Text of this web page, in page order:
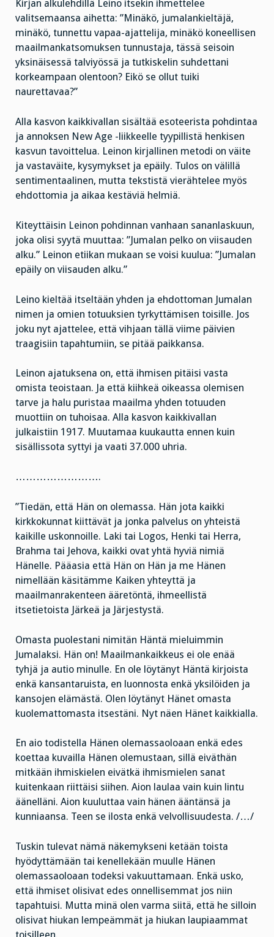
Kirjan alkulehdillä Leino itsekin ihmettelee
valitsemaansa aihetta: ”Minäkö, jumalankieltäjä,
minäkö, tunnettu vapaa-ajattelija, minäkö koneellisen
maailmankatsomuksen tunnustaja, tässä seisoin
yksinäisessä talviyössä ja tutkiskelin suhdettani
korkeampaan olentoon? Eikö se ollut tuiki
naurettavaa?”
Alla kasvon kaikkivallan sisältää esoteerista pohdintaa
ja annoksen New Age -liikkeelle tyypillistä henkisen
kasvun tavoittelua. Leinon kirjallinen metodi on väite
ja vastaväite, kysymykset ja epäily. Tulos on välillä
sentimentaalinen, mutta tekstistä vierähtelee myös
ehdottomia ja aikaa kestäviä helmiä.
Kiteyttäisin Leinon pohdinnan vanhaan sananlaskuun,
joka olisi syytä muuttaa: ”Jumalan pelko on viisauden
alku.” Leinon etiikan mukaan se voisi kuulua: ”Jumalan
epäily on viisauden alku.”
Leino kieltää itseltään yhden ja ehdottoman Jumalan
nimen ja omien totuuksien tyrkyttämisen toisille. Jos
joku nyt ajattelee, että vihjaan tällä viime päivien
traagisiin tapahtumiin, se pitää paikkansa.
Leinon ajatuksena on, että ihmisen pitäisi vasta
omista teoistaan. Ja että kiihkeä oikeassa olemisen
tarve ja halu puristaa maailma yhden totuuden
muottiin on tuhoisaa. Alla kasvon kaikkivallan
julkaistiin 1917. Muutamaa kuukautta ennen kuin
sisällissota syttyi ja vaati 37.000 uhria.
…………………….
”Tiedän, että Hän on olemassa. Hän jota kaikki
kirkkokunnat kiittävät ja jonka palvelus on yhteistä
kaikille uskonnoille. Laki tai Logos, Henki tai Herra,
Brahma tai Jehova, kaikki ovat yhtä hyviä nimiä
Hänelle. Pääasia että Hän on Hän ja me Hänen
nimellään käsitämme Kaiken yhteyttä ja
maailmanrakenteen ääretöntä, ihmeellistä
itsetietoista Järkeä ja Järjestystä.
Omasta puolestani nimitän Häntä mieluimmin
Jumalaksi. Hän on! Maailmankaikkeus ei ole enää
tyhjä ja autio minulle. En ole löytänyt Häntä kirjoista
enkä kansantaruista, en luonnosta enkä yksilöiden ja
kansojen elämästä. Olen löytänyt Hänet omasta
kuolemattomasta itsestäni. Nyt näen Hänet kaikkialla.
En aio todistella Hänen olemassaoloaan enkä edes
koettaa kuvailla Hänen olemustaan, sillä eiväthän
mitkään ihmiskielen eivätkä ihmismielen sanat
kuitenkaan riittäisi siihen. Aion laulaa vain kuin lintu
äänelläni. Aion kuuluttaa vain hänen ääntänsä ja
kunniaansa. Teen se ilosta enkä velvollisuudesta. /…/
Tuskin tulevat nämä näkemykseni ketään toista
hyödyttämään tai kenellekään muulle Hänen
olemassaoloaan todeksi vakuuttamaan. Enkä usko,
että ihmiset olisivat edes onnellisemmat jos niin
tapahtuisi. Mutta minä olen varma siitä, että he silloin
olisivat hiukan lempeämmät ja hiukan laupiaammat